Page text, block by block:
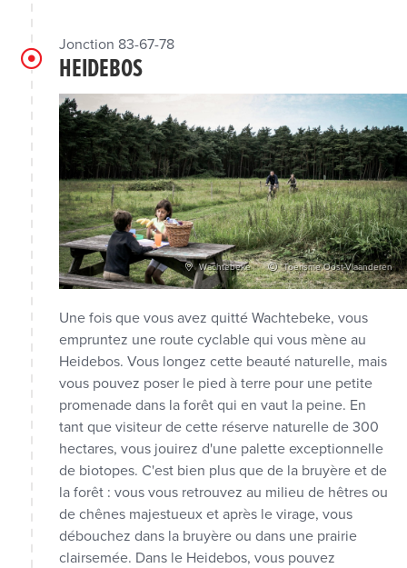
Jonction 83-67-78
HEIDEBOS
Wachtebeke Toerisme Oost-Vlaanderen
Une fois que vous avez quitté Wachtebeke, vous
empruntez une route cyclable qui vous mène au
Heidebos. Vous longez cette beauté naturelle, mais
vous pouvez poser le pied à terre pour une petite
promenade dans la forêt qui en vaut la peine. En
tant que visiteur de cette réserve naturelle de 300
hectares, vous jouirez d'une palette exceptionnelle
de biotopes. C'est bien plus que de la bruyère et de
la forêt : vous vous retrouvez au milieu de hêtres ou
de chênes majestueux et après le virage, vous
débouchez dans la bruyère ou dans une prairie
clairsemée. Dans le Heidebos, vous pouvez